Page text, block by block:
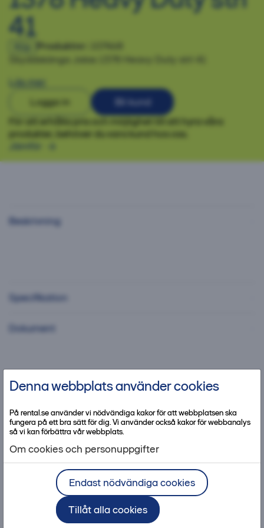
Denna webbplats använder cookies
På rental.se använder vi nödvändiga kakor för att webbplatsen ska
fungera på ett bra sätt för dig. Vi använder också kakor för webbanalys
så vi kan förbättra vår webbplats.
Om cookies och personuppgifter
Endast nödvändiga cookies
Tillåt alla cookies
41
Produktnr:
Skyddskänga Jalas 1378 Heavy Duty strl 41
Läs mer
Logga in
Bli kund
För att erhålla pris och möjlighet till att hyra våra
produkter, behöver du vara kund hos oss.
Beskrivning
Specifikation
Dokument
Kontakta kundcenter
Bra att ha med produkten
Tillbehör Säkerhet